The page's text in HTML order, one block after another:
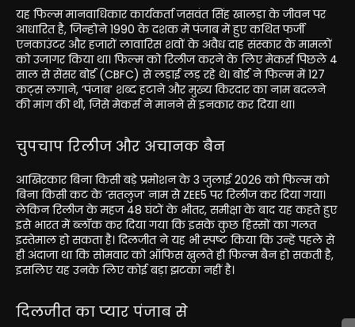
यह फिल्म मानवाधिकार कार्यकर्ता जसवंत सिंह खालड़ा के जीवन पर
आधारित है, जिन्होंने 1990 के दशक में पंजाब में हुए कथित फर्जी
एनकाउंटर और हजारों लावारिस शवों के अवैध दाह संस्कार के मामलों
को उजागर किया था। फिल्म को रिलीज करने के लिए मेकर्स पिछले 4
साल से सेंसर बोर्ड (CBFC) से लड़ाई लड़ रहे थे। बोर्ड ने फिल्म में 127
कट्स लगाने, ‘पंजाब’ शब्द हटाने और मुख्य किरदार का नाम बदलने
की मांग की थी, जिसे मेकर्स ने मानने से इनकार कर दिया था।
चुपचाप रिलीज और अचानक बैन
आखिरकार बिना किसी बड़े प्रमोशन के 3 जुलाई 2026 को फिल्म को
बिना किसी कट के ‘सतलुज’ नाम से ZEE5 पर रिलीज कर दिया गया।
लेकिन रिलीज के महज 48 घंटों के भीतर, समीक्षा के बाद यह कहते हुए
इसे भारत में ब्लॉक कर दिया गया कि इसके कुछ हिस्सों का गलत
इस्तेमाल हो सकता है। दिलजीत ने यह भी स्पष्ट किया कि उन्हें पहले से
ही अंदाजा था कि सोमवार को ऑफिस खुलते ही फिल्म बैन हो सकती है,
इसलिए यह उनके लिए कोई बड़ा झटका नहीं है।
दिलजीत का प्यार पंजाब से